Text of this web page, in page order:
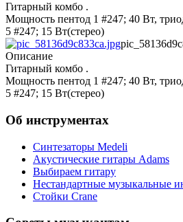
Гитарный комбо .
Мощность пентод 1 #247; 40 Вт,
5 #247; 15 Вт(стерео)
Описание
Гитарный комбо .
Мощность пентод 1 #247; 40 Вт,
5 #247; 15 Вт(стерео)
Об инструментах
Синтезаторы Мedeli
Акустические гитары Adams
Выбираем гитару
Нестандартные музыкальные
Стойки Crane